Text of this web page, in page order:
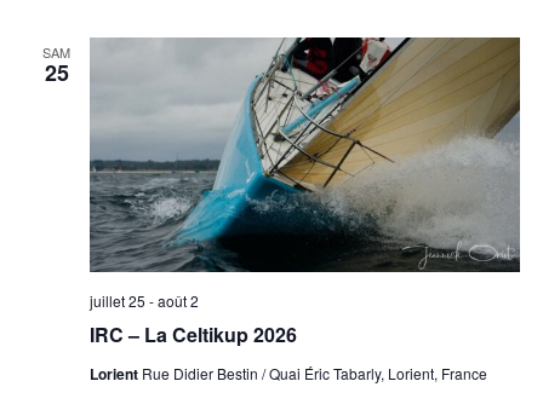
SAM
25
IRC – La Celtikup 2026
juillet 25 -août 2
Lorient Rue Didier Bestin / Quai Éric Tabarly, Lorient, France